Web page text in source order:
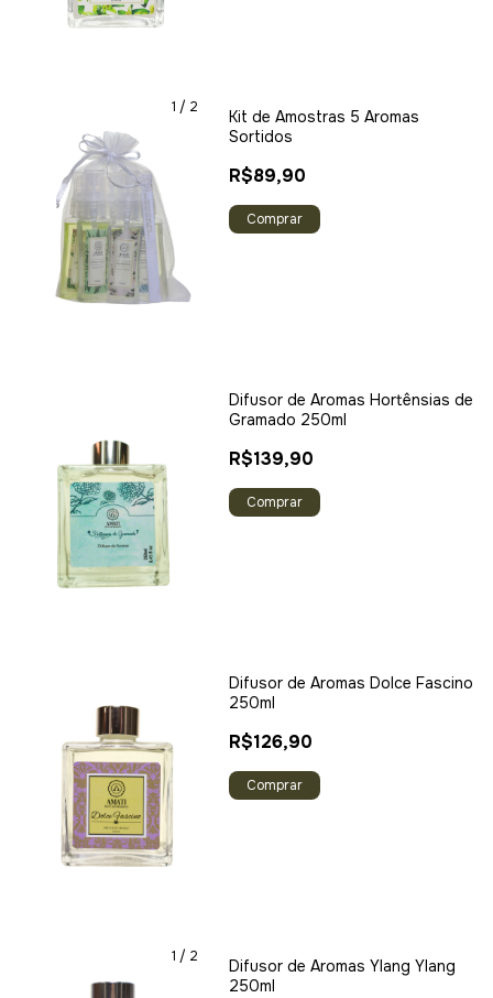
1 / 2
Kit de Amostras 5 Aromas
Sortidos
R$89,90
Difusor de Aromas Hortênsias de
Gramado 250ml
R$139,90
Difusor de Aromas Dolce Fascino
250ml
R$126,90
1 / 2
Difusor de Aromas Ylang Ylang
250ml